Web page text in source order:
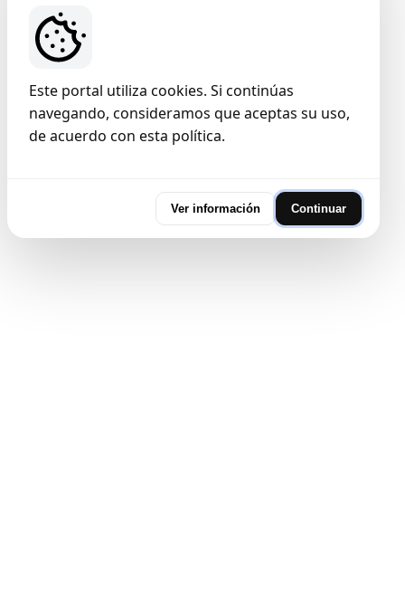
Este portal utiliza cookies. Si continúas
navegando, consideramos que aceptas su uso,
de acuerdo con esta política.
Ver información Continuar